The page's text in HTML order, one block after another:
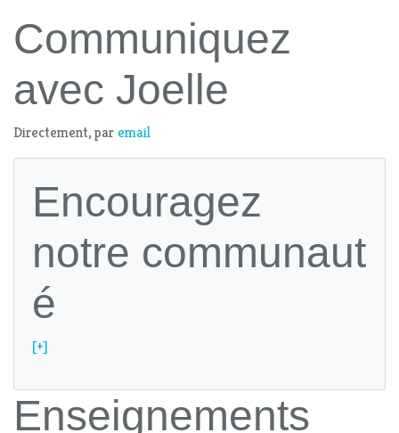
Communiquez
avec Joelle
Directement, par email
Encouragez
notre communaut
é
[+]
Enseignements